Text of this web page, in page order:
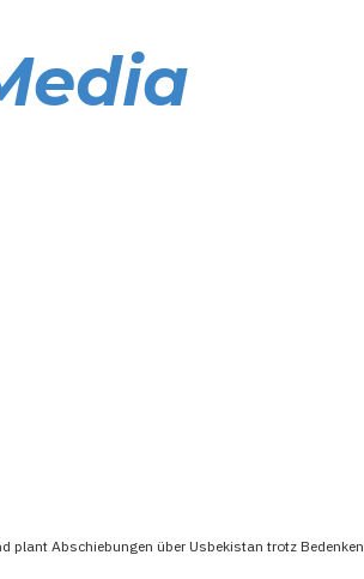
plant Abschiebungen über Usbekistan trotz Bedenken